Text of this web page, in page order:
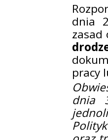
dnia
zasad
pracy
dnia